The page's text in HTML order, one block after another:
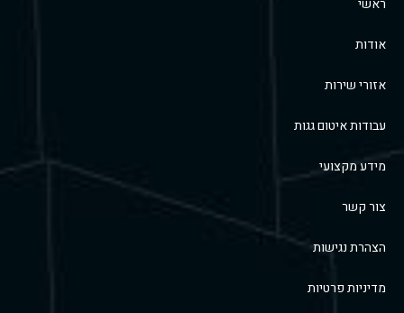
ראשי
אודות
אזורי שירות
עבודות איטום גגות
מידע מקצועי
צור קשר
הצהרת נגישות
מדיניות פרטיות